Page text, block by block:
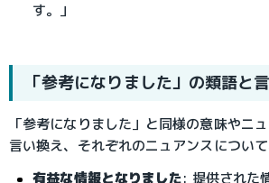
す。」
「参考になりました」の類語と
「参考になりました」と同様の意味やニ
言い換え、それぞれのニュアンスについて
有益な情報となりました: 提供された